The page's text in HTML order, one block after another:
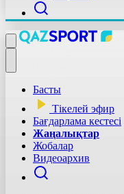
Басты
Тікелей эфир
Бағдарлама кестесі
Жаңалықтар
Жобалар
Видеоархив